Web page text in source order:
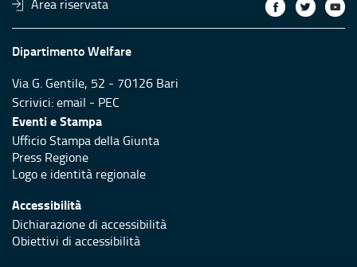
Area riservata
Dipartimento Welfare
Via G. Gentile, 52 - 70126 Bari
Scrivici:email - PEC
Eventi e Stampa
Ufficio Stampa della Giunta
Press Regione
Logo e identità regionale
Accessibilità
Dichiarazione di accessibilità
Obiettivi di accessibilità